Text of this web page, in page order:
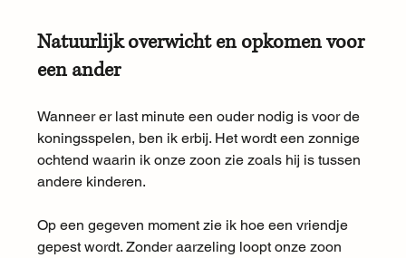
Natuurlijk overwicht en opkomen voor
een ander
Wanneer er last minute een ouder nodig is voor de
koningsspelen, ben ik erbij. Het wordt een zonnige
ochtend waarin ik onze zoon zie zoals hij is tussen
andere kinderen.
Op een gegeven moment zie ik hoe een vriendje
gepest wordt. Zonder aarzeling loopt onze zoon